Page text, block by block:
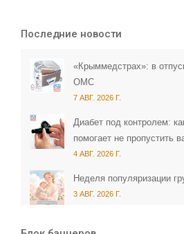
Последние новости
«Крыммедстрах»: в
ОМС
7 АВГ. 2026 Г.
Диабет под контролем:
помогает не пропустить
4 АВГ. 2026 Г.
Неделя популяризации
3 АВГ. 2026 Г.